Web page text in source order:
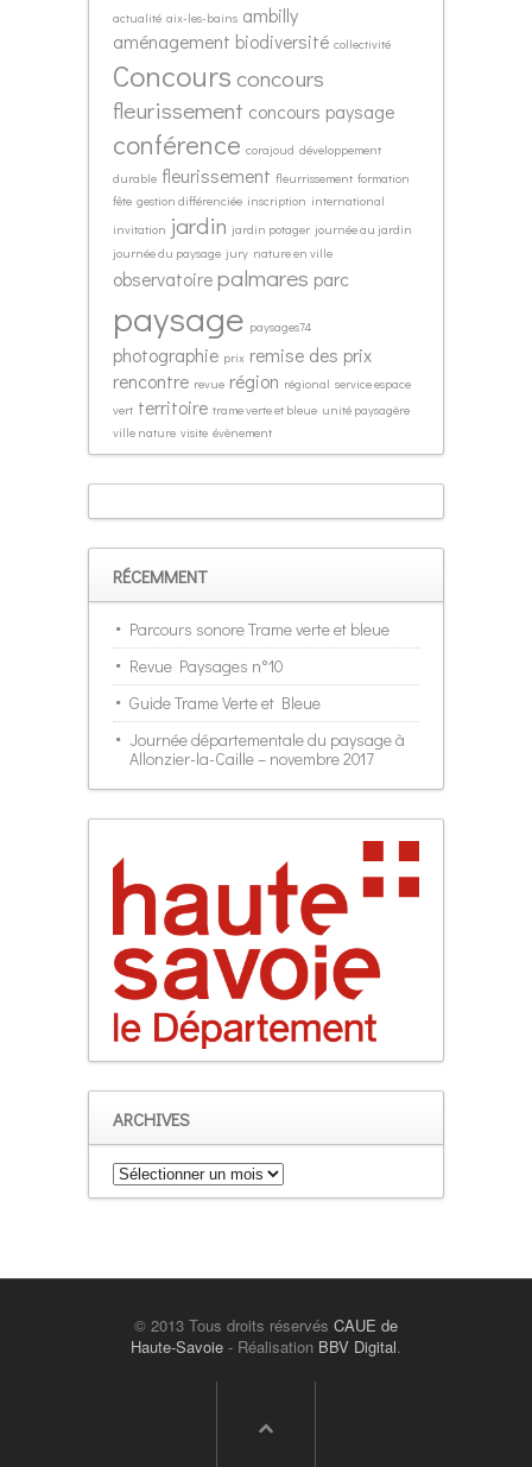
actualité aix-les-bains ambilly
aménagement biodiversité collectivité
Concours concours
fleurissement concours paysage
conférence corajoud développement
durable fleurissement fleurrissement formation
fête gestion différenciée inscription international
invitation jardin jardin potager journée au jardin
journée du paysage jury nature en ville
observatoirepalmares parc
paysage paysages74
photographie prix remise des prix
rencontre revue région régional service espace
vert territoire trame verte et bleue unité paysagère
ville nature visite évènement
RÉCEMMENT
Parcours sonore Trame verte et bleue
Revue Paysages n°10
Guide Trame Verte et Bleue
Journée départementale du paysage à
Allonzier-la-Caille – novembre 2017
ARCHIVES
Archives
© 2013 Tous droits réservés CAUE de
Haute-Savoie - Réalisation BBV Digital.